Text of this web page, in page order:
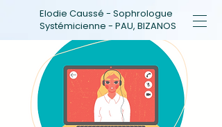
Elodie Caussé - Sophrologue
Systémicienne - PAU, BIZANOS